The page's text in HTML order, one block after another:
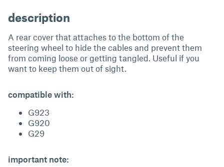
description
A rear cover that attaches to the bottom of the
steering wheel to hide the cables and prevent them
from coming loose or getting tangled. Useful if you
want to keep them out of sight.
compatible with:
G923
G920
G29
important note: